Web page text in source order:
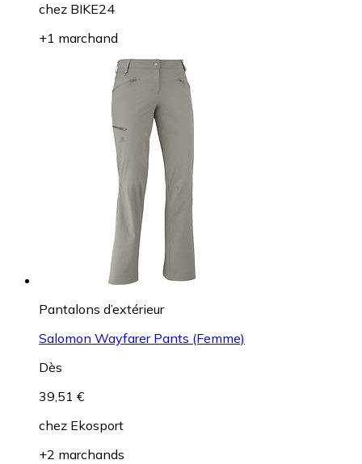
chez BIKE24
+1 marchand
Pantalons d’extérieur
Salomon Wayfarer Pants (Femme)
Dès
39,51 €
chez Ekosport
+2 marchands